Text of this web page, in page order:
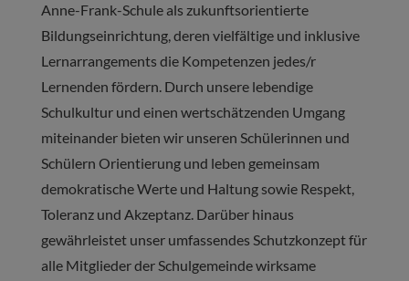
Anne-Frank-Schule als zukunftsorientierte
Bildungseinrichtung, deren vielfältige und inklusive
Lernarrangements die Kompetenzen jedes/r
Lernenden fördern. Durch unsere lebendige
Schulkultur und einen wertschätzenden Umgang
miteinander bieten wir unseren Schülerinnen und
Schülern Orientierung und leben gemeinsam
demokratische Werte und Haltung sowie Respekt,
Toleranz und Akzeptanz. Darüber hinaus
gewährleistet unser umfassendes Schutzkonzept für
alle Mitglieder der Schulgemeinde wirksame